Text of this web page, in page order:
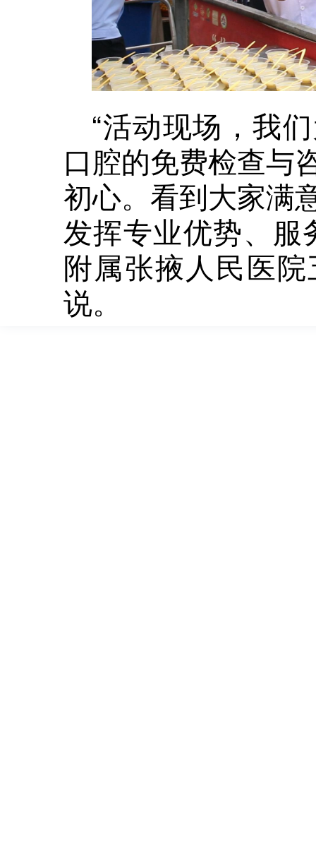
“活动现场，我
口腔的免费检查与
初心。看到大家满
发挥专业优势、服
附属张掖人民医
说。